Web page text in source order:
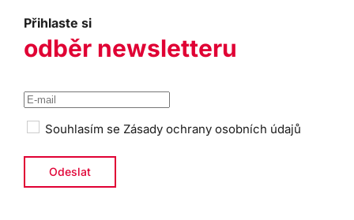
Přihlaste si
odběr newsletteru
Souhlasím se Zásady ochrany osobních údajů